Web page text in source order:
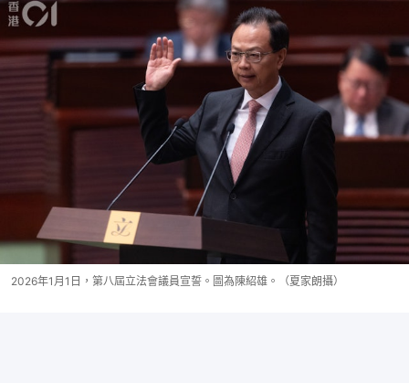
2026年1月1日，第八屆立法會議員宣誓。圖為陳紹雄。（夏家朗攝）